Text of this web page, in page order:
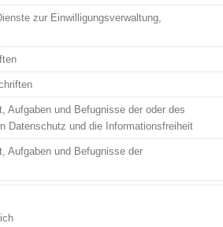
zur Einwilligungsverwaltung,
Aufgaben und Befugnisse der oder des
Datenschutz und die Informationsfreiheit
Aufgaben und Befugnisse der